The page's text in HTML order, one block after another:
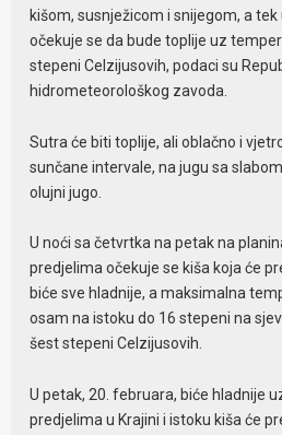
kišom, susnježicom i snijegom, a
očekuje se da bude toplije uz
stepeni Celzijusovih, podaci su
hidrometeorološkog zavoda.
Sutra će biti toplije, ali oblačno i
sunčane intervale, na jugu sa
olujni jugo.
U noći sa četvrtka na petak na
predjelima očekuje se kiša koja će
biće sve hladnije, a maksimalna
osam na istoku do 16 stepeni na
šest stepeni Celzijusovih.
U petak, 20. februara, biće hladnije
predjelima u Krajini i istoku kiša će